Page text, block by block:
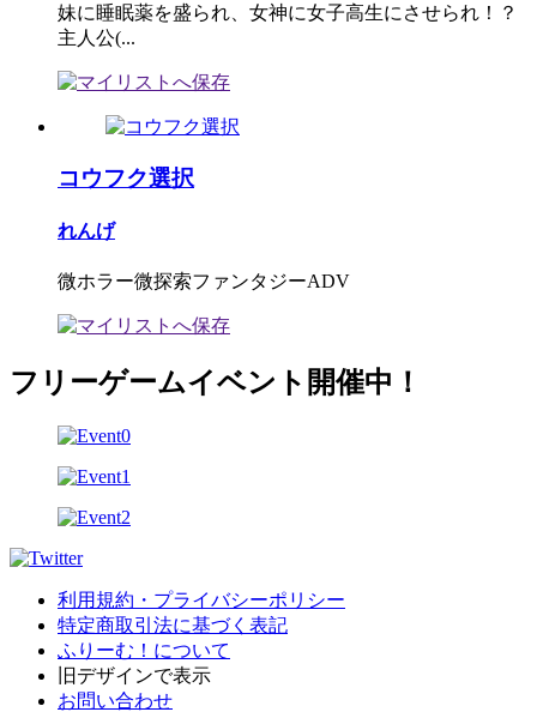
妹に睡眠薬を盛られ、女神に女子高生にさせられ！？
主人公(...
コウフク選択
れんげ
微ホラー微探索ファンタジーADV
フリーゲームイベント開催中！
利用規約・プライバシーポリシー
特定商取引法に基づく表記
ふりーむ！について
旧デザインで表示
お問い合わせ